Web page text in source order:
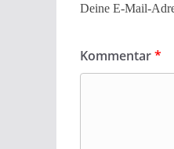
Deine E-Mail-
Kommentar*